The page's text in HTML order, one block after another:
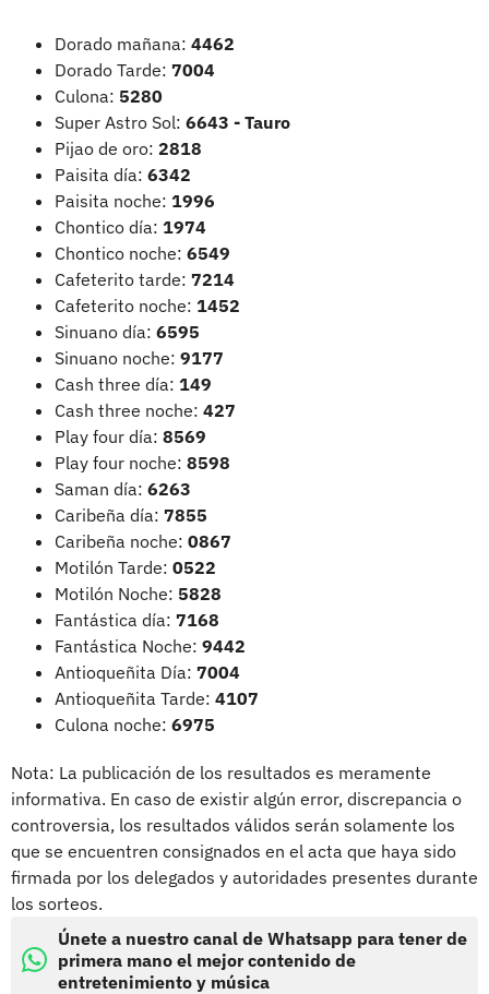
Dorado mañana: 4462
Dorado Tarde: 7004
Culona: 5280
Super Astro Sol: 6643 - Tauro
Pijao de oro: 2818
Paisita día: 6342
Paisita noche: 1996
Chontico día: 1974
Chontico noche: 6549
Cafeterito tarde: 7214
Cafeterito noche: 1452
Sinuano día: 6595
Sinuano noche: 9177
Cash three día: 149
Cash three noche: 427
Play four día: 8569
Play four noche: 8598
Saman día: 6263
Caribeña día: 7855
Caribeña noche: 0867
Motilón Tarde: 0522
Motilón Noche: 5828
Fantástica día: 7168
Fantástica Noche: 9442
Antioqueñita Día: 7004
Antioqueñita Tarde: 4107
Culona noche: 6975
Nota: La publicación de los resultados es meramente
informativa. En caso de existir algún error, discrepancia o
controversia, los resultados válidos serán solamente los
que se encuentren consignados en el acta que haya sido
firmada por los delegados y autoridades presentes durante
los sorteos.
Únete a nuestro canal de Whatsapp para tener de
primera mano el mejor contenido de
entretenimiento y música